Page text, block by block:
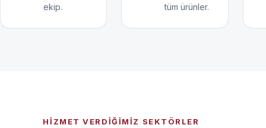
ekip.
tüm ürünler.
HIZMET VERDIĞIMIZ SEKTÖRLER